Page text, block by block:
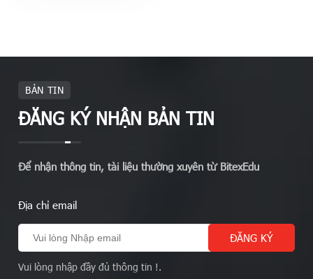
BẢN TIN
ĐĂNG KÝ NHẬN BẢN TIN
Để nhận thông tin, tài liệu thường xuyên từ BitexEdu
Địa chỉ email
Vui lòng nhập đầy đủ thông tin !.